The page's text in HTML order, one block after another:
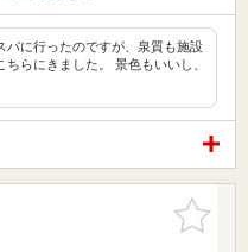
パに行ったのですが、泉質も施設
らにきました。 景色もいいし、
お気に入
りに追加